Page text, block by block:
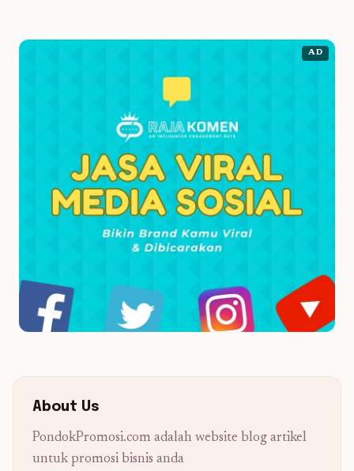
AD
About Us
PondokPromosi.com adalah website blog artikel
untuk promosi bisnis anda